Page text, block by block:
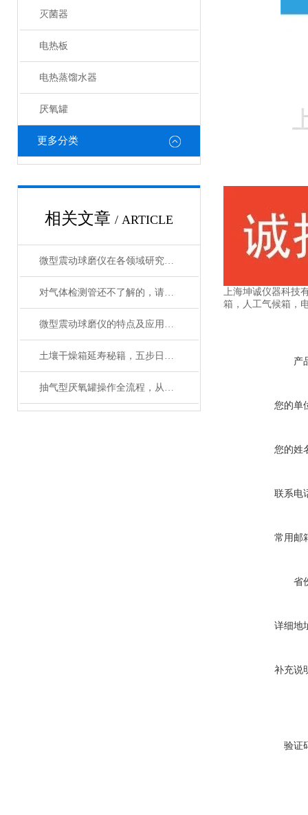
灭菌器
电热板
电热蒸馏水器
厌氧罐
更多分类
相关文章 / ARTICLE
微型震动球磨仪在各领域研究中的应用
对气体检测管还不了解的，请看这里！
微型震动球磨仪的特点及应用领域说明
土壤干燥箱延寿秘籍，五步日常养护法让实验数据更精准
抽气型厌氧罐操作全流程，从设备准备到微生物培养的标准化指南
上海坤诚仪器科技
箱，人工气候箱，
产
您的单
您的姓
联系电
常用邮
省
详细地
补充说
验证